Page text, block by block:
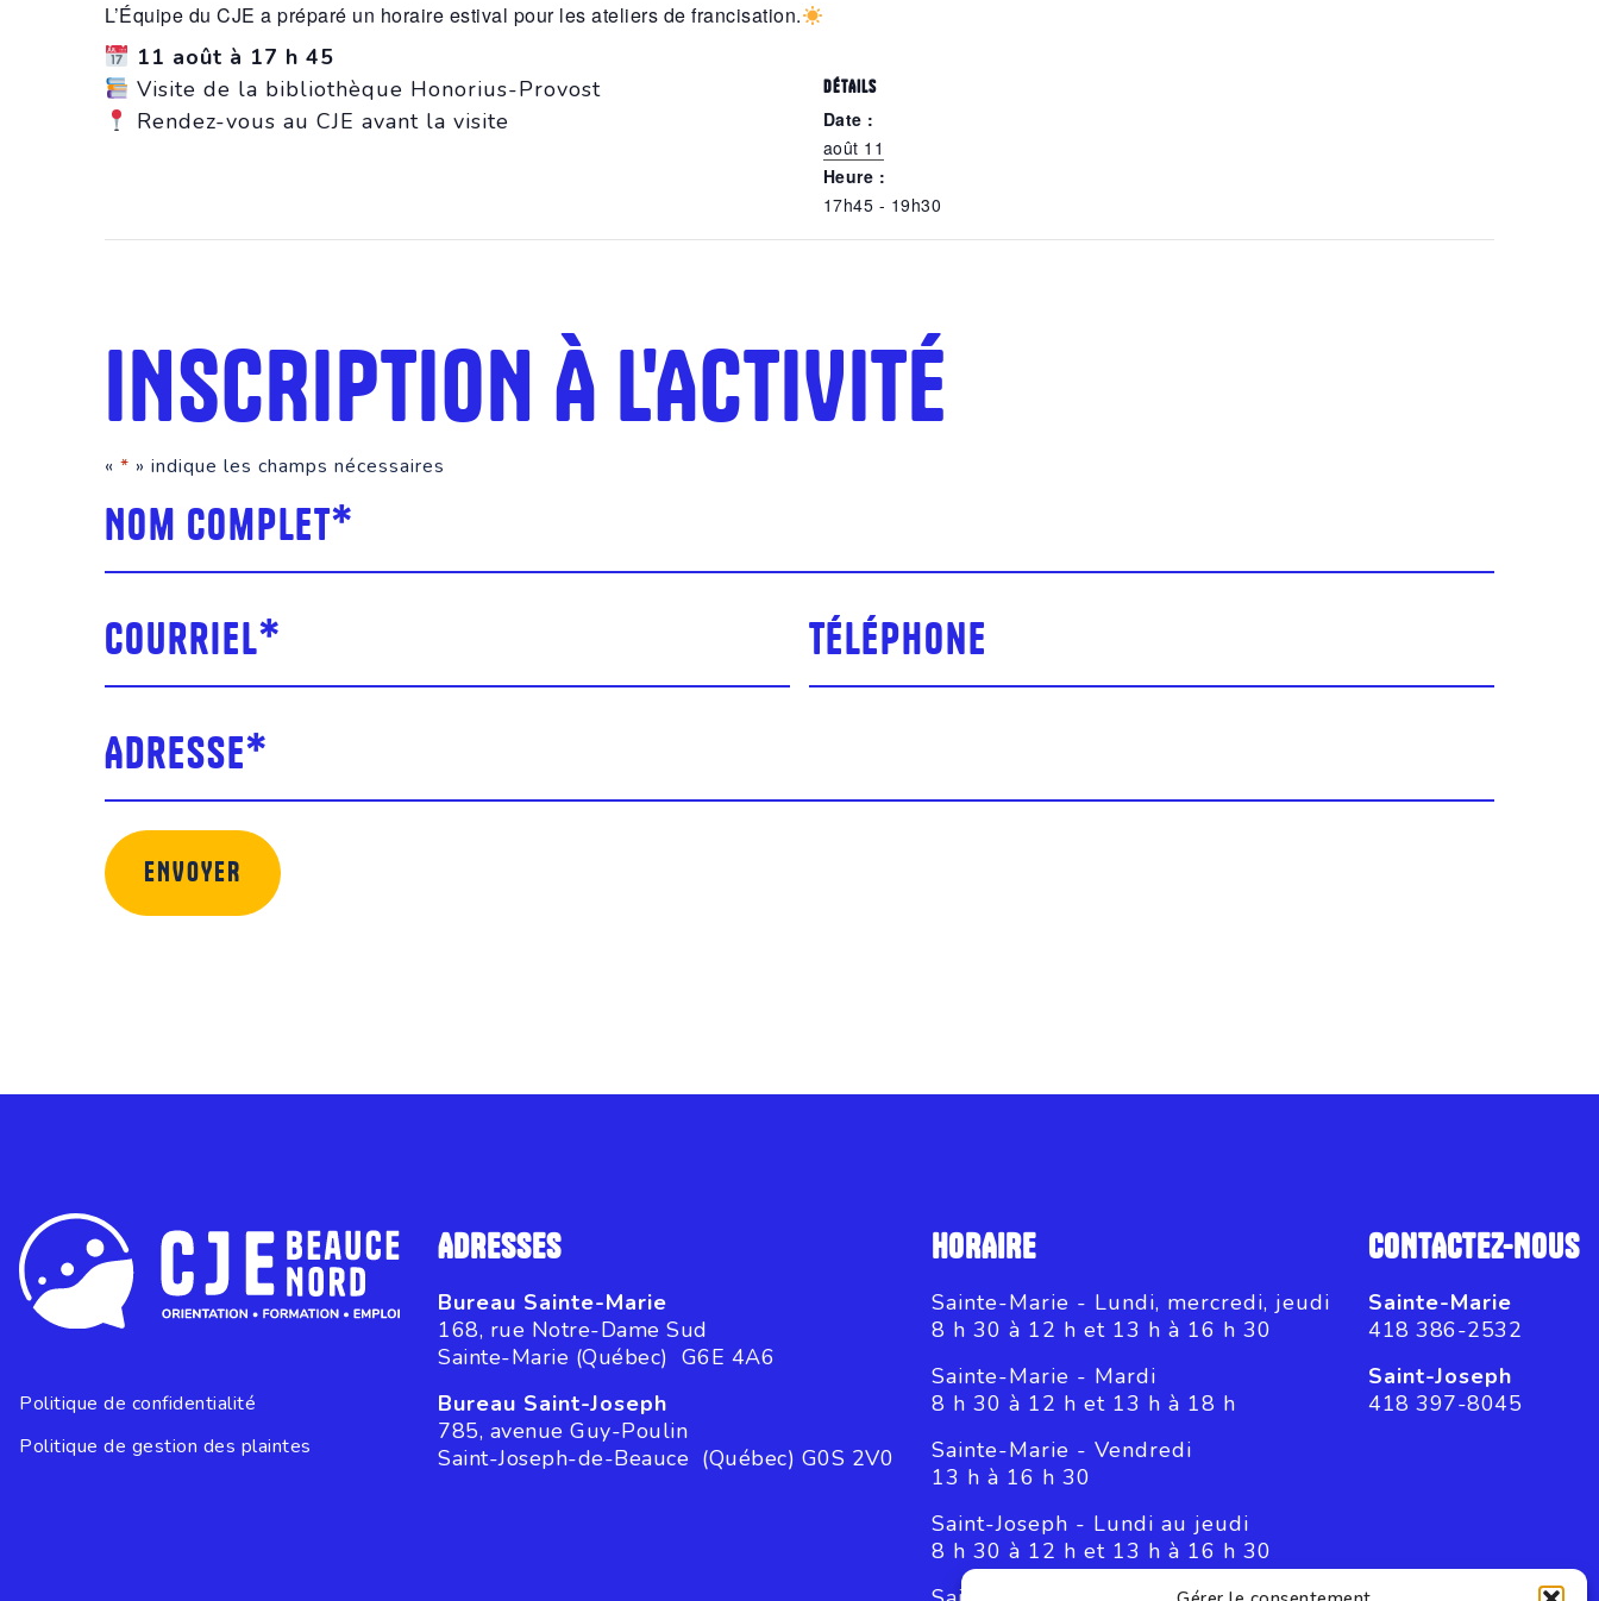
L’Équipe du CJE a préparé un horaire estival pour les ateliers de francisation.
11 août à 17 h 45
Visite de la bibliothèque Honorius-Provost
Rendez-vous au CJE avant la visite
DÉTAILS
Date :
août 11
Heure :
17h45 - 19h30
INSCRIPTION À L'ACTIVITÉ
« * » indique les champs nécessaires
Nom complet*
Courriel* Téléphone
Adresse*
Politique de confidentialité
Politique de gestion des plaintes
ADRESSES
Bureau Sainte-Marie
168, rue Notre-Dame Sud
Sainte-Marie (Québec) G6E 4A6
Bureau Saint-Joseph
785, avenue Guy-Poulin
Saint-Joseph-de-Beauce (Québec) G0S 2V0
HORAIRE
Sainte-Marie - Lundi, mercredi, jeudi
8 h 30 à 12 h et 13 h à 16 h 30
Sainte-Marie - Mardi
8 h 30 à 12 h et 13 h à 18 h
Sainte-Marie - Vendredi
13 h à 16 h 30
Saint-Joseph - Lundi au jeudi
8 h 30 à 12 h et 13 h à 16 h 30
CONTACTEZ-NOUS
Sainte-Marie
418 386-2532
Saint-Joseph
418 397-8045